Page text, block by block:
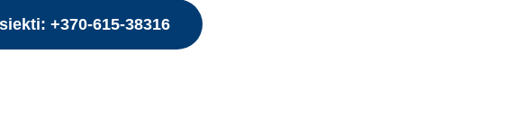
+370-615-38316